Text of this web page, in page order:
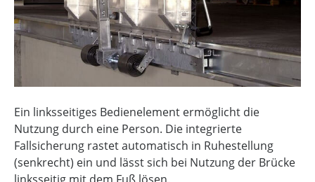
Ein linksseitiges Bedienelement ermöglicht die
Nutzung durch eine Person. Die integrierte
Fallsicherung rastet automatisch in Ruhestellung
(senkrecht) ein und lässt sich bei Nutzung der Brücke